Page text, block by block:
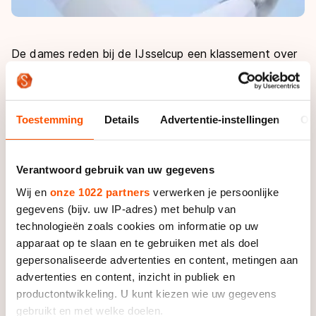
Toestemming Details Advertentie-instellingen
Verantwoord gebruik van uw gegevens
Wij en onze 1022 partners verwerken je persoonlijke
gegevens (bijv. uw IP-adres) met behulp van
technologieën zoals cookies om informatie op uw
apparaat op te slaan en te gebruiken met als doel
gepersonaliseerde advertenties en content, metingen aan
advertenties en content, inzicht in publiek en
productontwikkeling. U kunt kiezen wie uw gegevens
gebruikt en met welke doelen.
De dames reden bij de IJsselcup een klassement over
500 en 1000 meter. De winst in het klassement ging
naar Jorien Kranenborg. Zij noteerde op de 500 meter
naar Leslie Koen met 40.72 en 1.23.32. Opvallende
derde was Carla Zielman. De rijdster die 's avonds ook
Amsterdam werd derde met een pr op de 500 meter:
41.42 en 1.22.54 op de 1000 meter. Moniek Klijnstra
reed een strakke 500 meter. Ze noteerde een nieuw
baanrecord: 40.81.
Ted-Jan Bloemen won met 38.06 op de 500 en
1.51.88 op de 1500 meter de IJsselcup bij de mannen.
Tweede werd Karsten van Zeijl met 38.01 en 1.53.81.